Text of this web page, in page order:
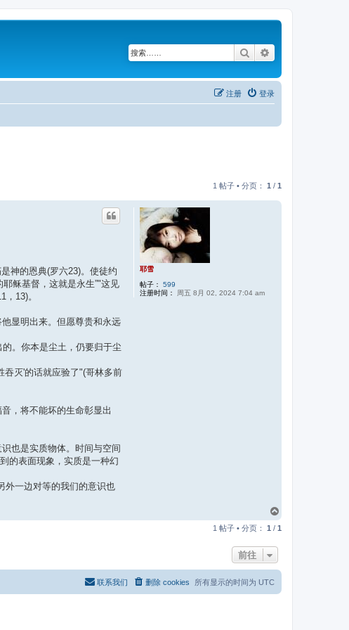
搜索
登录
注册
1 帖子 • 分页： 1 / 1
耶雪
帖子：
599
注册时间：
周五 8月 02, 2024 7:04 am
神的恩典(罗六23)。使徒约
稣基督，这就是永生”"这见
13)。
显明出来。但愿尊贵和永远
。你本是尘土，仍要归于尘
吞灭'的话就应验了"(哥林多前
，将不能坏的生命彰显出
也是实质物体。时间与空间
的表面现象，实质是一种幻
外一边对等的我们的意识也
1 帖子 • 分页： 1 / 1
前往
所有显示的时间为 UTC
删除 cookies
联系我们